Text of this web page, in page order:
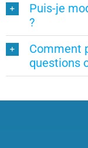
Puis-je
?
Comment
questions